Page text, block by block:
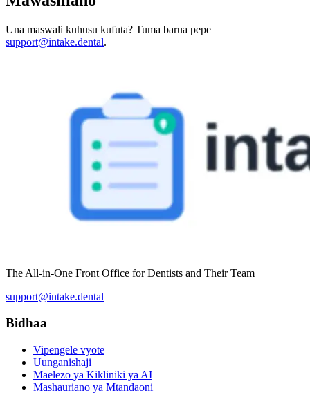
Una maswali kuhusu kufuta? Tuma barua pepe
support@intake.dental.
The All-in-One Front Office for Dentists and Their Team
support@intake.dental
Bidhaa
Vipengele vyote
Uunganishaji
Maelezo ya Kikliniki ya AI
Mashauriano ya Mtandaoni